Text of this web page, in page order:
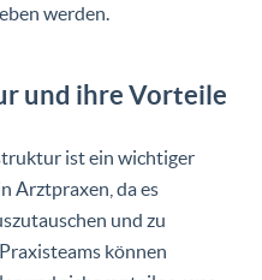
werden.
und ihre Vorteile
ist ein wichtiger
Arztpraxen, da es
und zu
können